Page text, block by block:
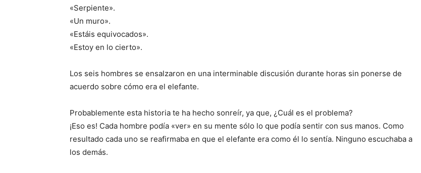
«Serpiente».
«Un muro».
«Estáis equivocados».
«Estoy en lo cierto».
Los seis hombres se ensalzaron en una interminable discusión durante horas sin ponerse de
acuerdo sobre cómo era el elefante.
Probablemente esta historia te ha hecho sonreír, ya que, ¿Cuál es el problema?
¡Eso es! Cada hombre podía «ver» en su mente sólo lo que podía sentir con sus manos. Como
resultado cada uno se reafirmaba en que el elefante era como él lo sentía. Ninguno escuchaba a
los demás.